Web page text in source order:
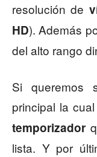
resolución de
HD). Además
del alto rango
Si queremos
principal la
temporizador
lista. Y por